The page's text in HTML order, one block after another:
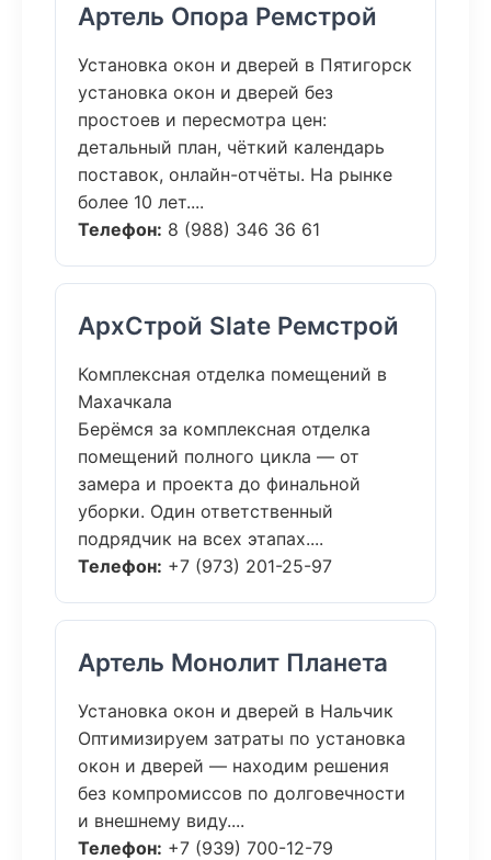
Артель Опора Ремстрой
Установка окон и дверей в Пятигорск
установка окон и дверей без
простоев и пересмотра цен:
детальный план, чёткий календарь
поставок, онлайн-отчёты. На рынке
более 10 лет....
Телефон: 8 (988) 346 36 61
АрхСтрой Slate Ремстрой
Комплексная отделка помещений в
Махачкала
Берёмся за комплексная отделка
помещений полного цикла — от
замера и проекта до финальной
уборки. Один ответственный
подрядчик на всех этапах....
Телефон: +7 (973) 201-25-97
Артель Монолит Планета
Установка окон и дверей в Нальчик
Оптимизируем затраты по установка
окон и дверей — находим решения
без компромиссов по долговечности
и внешнему виду....
Телефон: +7 (939) 700-12-79